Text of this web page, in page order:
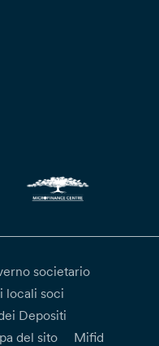
societario
locali soci
Depositi
del sito
Mifid